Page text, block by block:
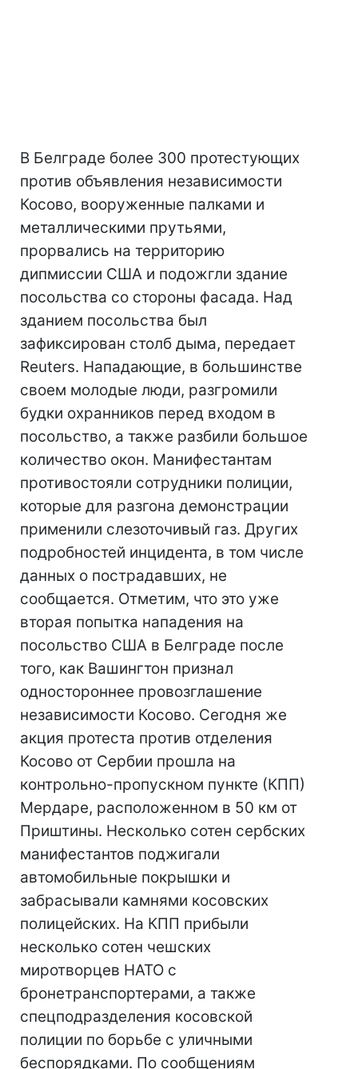
В Белграде более 300 протестующих
против объявления независимости
Косово, вооруженные палками и
металлическими прутьями,
прорвались на территорию
дипмиссии США и подожгли здание
посольства со стороны фасада. Над
зданием посольства был
зафиксирован столб дыма, передает
Reuters. Нападающие, в большинстве
своем молодые люди, разгромили
будки охранников перед входом в
посольство, а также разбили большое
количество окон. Манифестантам
противостояли сотрудники полиции,
которые для разгона демонстрации
применили слезоточивый газ. Других
подробностей инцидента, в том числе
данных о пострадавших, не
сообщается. Отметим, что это уже
вторая попытка нападения на
посольство США в Белграде после
того, как Вашингтон признал
одностороннее провозглашение
независимости Косово. Сегодня же
акция протеста против отделения
Косово от Сербии прошла на
контрольно-пропускном пункте (КПП)
Мердаре, расположенном в 50 км от
Приштины. Несколько сотен сербских
манифестантов поджигали
автомобильные покрышки и
забрасывали камнями косовских
полицейских. На КПП прибыли
несколько сотен чешских
миротворцев НАТО с
бронетранспортерами, а также
спецподразделения косовской
полиции по борьбе с уличными
беспорядками. По сообщениям